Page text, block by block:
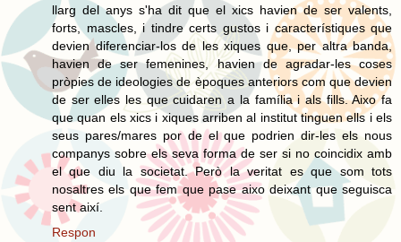
llarg del anys s'ha dit que el xics havien de ser valents,
forts, mascles, i tindre certs gustos i característiques que
devien diferenciar-los de les xiques que, per altra banda,
havien de ser femenines, havien de agradar-les coses
pròpies de ideologies de èpoques anteriors com que devien
de ser elles les que cuidaren a la família i als fills. Aixo fa
que quan els xics i xiques arriben al institut tinguen ells i els
seus pares/mares por de el que podrien dir-les els nous
companys sobre els seva forma de ser si no coincidix amb
el que diu la societat. Però la veritat es que som tots
nosaltres els que fem que pase aixo deixant que seguisca
sent així.
Respon